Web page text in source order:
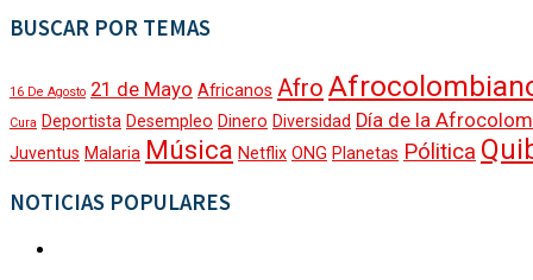
DEPORTES
HISTORIAS Y PUEBLOS
TIGO RADIO
BUSCAR POR TEMAS
16 De Agosto 21 de Mayo Africanos Afro
Cura Deportista Desempleo Dinero Diversidad Día de la
Juventus Malaria Música Netflix ONG Planetas Pólitica
NOTICIAS POPULARES